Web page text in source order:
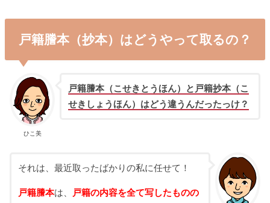
戸籍謄本（抄本）はどうやって取るの？
ひこ美
戸籍謄本（こせきとうほん）と戸籍抄本（こ
せきしょうほん）はどう違うんだったっけ？
それは、最近取ったばかりの私に任せて！
戸籍謄本は、
戸籍の内容を全て写したものの